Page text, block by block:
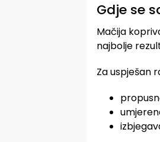
Gdje se
Mačija
najbolje
Za uspješan